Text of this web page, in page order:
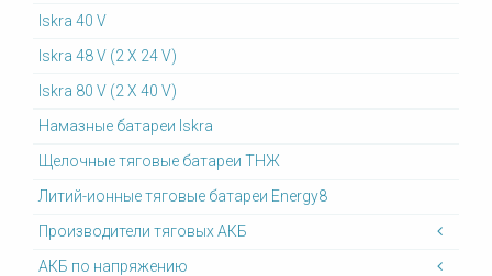
Iskra 40 V
Iskra 48 V (2 X 24 V)
Iskra 80 V (2 X 40 V)
Намазные батареи Iskra
Щелочные тяговые батареи ТНЖ
Литий-ионные тяговые батареи Energy8
Производители тяговых АКБ
АКБ по напряжению